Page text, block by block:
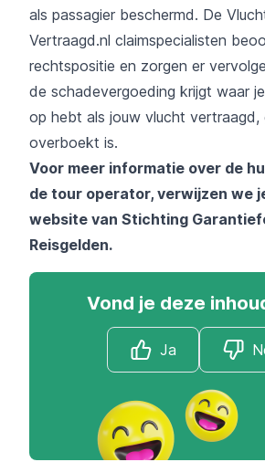
als passagier beschermd. De
Vertraagd.nl claimspecialisten
rechtspositie en zorgen er
de schadevergoeding krijgt waar
op hebt als jouw vlucht vertraagd,
overboekt is.
Voor meer informatie over de
de tour operator, verwijzen we
website van Stichting
Reisgelden.
Vond je deze
Ja